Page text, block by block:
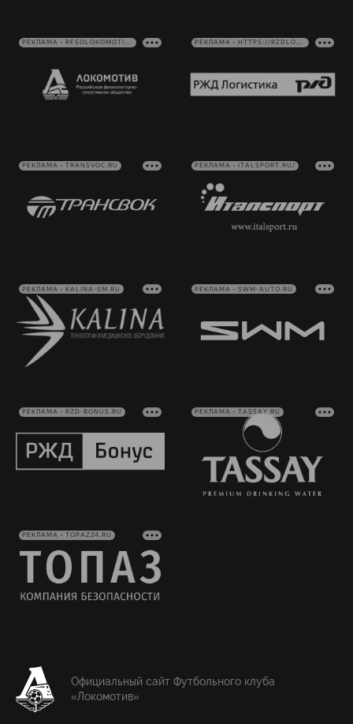
РЕКЛАМА • RFSOLOKOMOTIV.RU РЕКЛАМА • HTTPS://RZDLOG.RU/
РЕКЛАМА • TRANSVOC.RU РЕКЛАМА • ITALSPORT.RU/
РЕКЛАМА • KALINA-SM.RU РЕКЛАМА • SWM-AUTO.RU
РЕКЛАМА • RZD-BONUS.RU РЕКЛАМА • TASSAY.RU
РЕКЛАМА • TOPAZ24.RU
Официальный сайт Футбольного клуба
«Локомотив»